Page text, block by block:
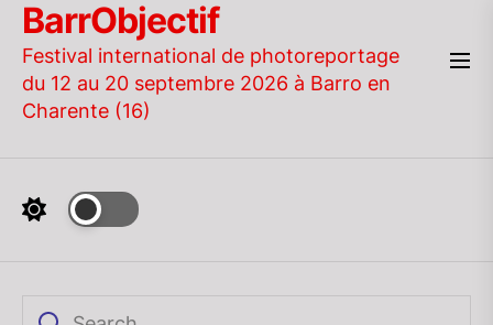
Skip
the
content
BarrObjectif
Festival international de photoreportage
du 12 au 20 septembre 2026 à Barro en
Charente (16)